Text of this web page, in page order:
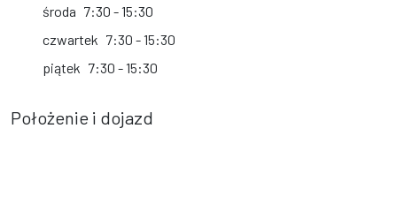
środa 7:30 - 15:30
czwartek 7:30 - 15:30
piątek 7:30 - 15:30
Położenie i dojazd